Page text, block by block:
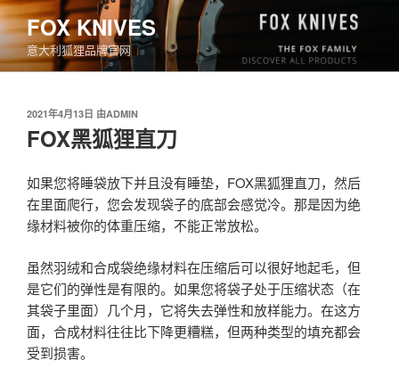
跳
至
内
容
FOX KNIVES
意大利狐狸品牌官网
发
布
于
2021年4月13日 由ADMIN
FOX黑狐狸直刀
如果您将睡袋放下并且没有睡垫，FOX黑狐狸直刀，然后
在里面爬行，您会发现袋子的底部会感觉冷。那是因为绝
缘材料被你的体重压缩，不能正常放松。
虽然羽绒和合成袋绝缘材料在压缩后可以很好地起毛，但
是它们的弹性是有限的。如果您将袋子处于压缩状态（在
其袋子里面）几个月，它将失去弹性和放样能力。在这方
面，合成材料往往比下降更糟糕，但两种类型的填充都会
受到损害。